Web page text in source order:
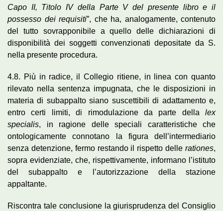
Capo II, Titolo IV della Parte V del presente libro e il
possesso dei requisiti”, che ha, analogamente, contenuto
del tutto sovrapponibile a quello delle dichiarazioni di
disponibilità dei soggetti convenzionati depositate da S.
nella presente procedura.
4.8. Più in radice, il Collegio ritiene, in linea con quanto
rilevato nella sentenza impugnata, che le disposizioni in
materia di subappalto siano suscettibili di adattamento e,
entro certi limiti, di rimodulazione da parte della lex
specialis, in ragione delle speciali caratteristiche che
ontologicamente connotano la figura dell’intermediario
senza detenzione, fermo restando il rispetto delle rationes,
sopra evidenziate, che, rispettivamente, informano l’istituto
del subappalto e l’autorizzazione della stazione
appaltante.
Riscontra tale conclusione la giurisprudenza del Consiglio